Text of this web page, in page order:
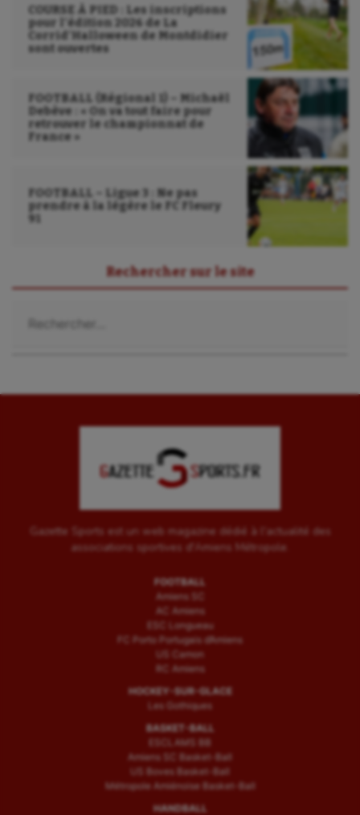
Wakeboard
Water-polo
COURSE À PIED : Les inscriptions
pour l’édition 2026 de La
Corrid’Halloween de Montdidier
sont ouvertes
FOOTBALL (Régional 1) – Michaël
Debève : « On va tout faire pour
retrouver le championnat de
France »
FOOTBALL – Ligue 3 : Ne pas
prendre à la légère le FC Fleury
91
Rechercher sur le site
Gazette Sports est un web magazine dédié à l'actualité des
associations sportives d'Amiens Métropole.
FOOTBALL
Amiens SC
AC Amiens
ESC Longueau
FC Porto Portugais d’Amiens
US Camon
RC Amiens
HOCKEY-SUR-GLACE
Les Gothiques
BASKET-BALL
ESCLAMS BB
Amiens SC Basket-Ball
US Boves Basket-Ball
Métropole Amiénoise Basket-Ball
HANDBALL